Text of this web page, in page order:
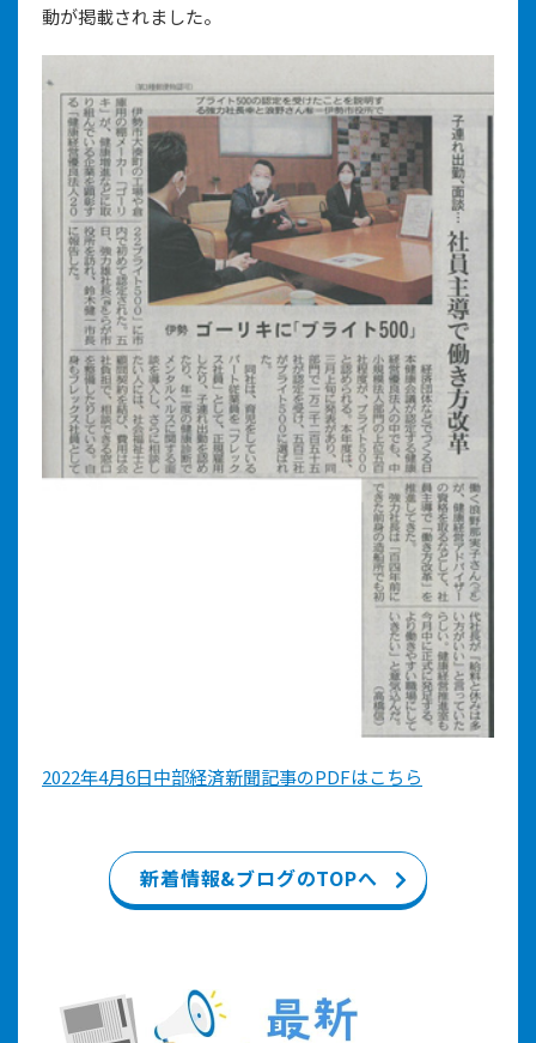
動が掲載されました。
2022年4月6日中部経済新聞記事のPDFはこちら
新着情報&ブログのTOPへ